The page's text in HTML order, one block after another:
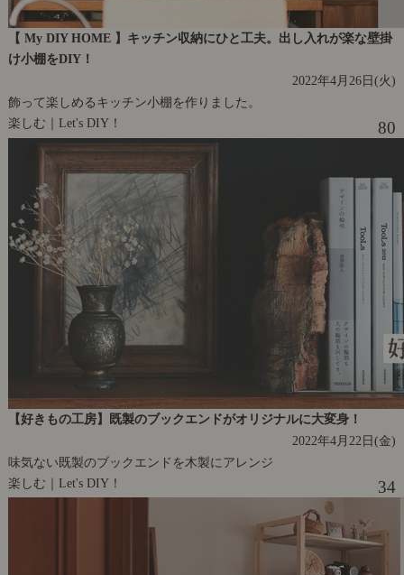
【 My DIY HOME 】キッチン収納にひと工夫。出し入れが楽な壁掛
け小棚をDIY！
2022年4月26日(火)
飾って楽しめるキッチン小棚を作りました。
楽しむ｜Let's DIY！
80
【好きもの工房】既製のブックエンドがオリジナルに大変身！
2022年4月22日(金)
味気ない既製のブックエンドを木製にアレンジ
楽しむ｜Let's DIY！
34